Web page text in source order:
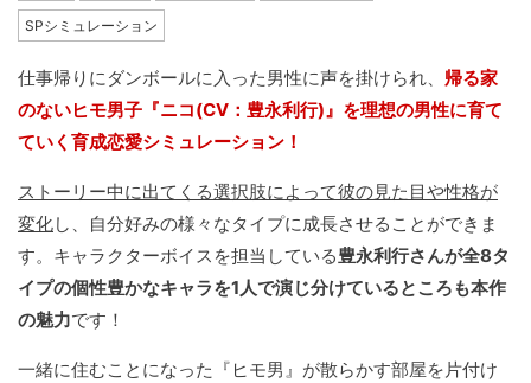
SPシミュレーション
仕事帰りにダンボールに入った男性に声を掛けられ、 帰る家
のないヒモ男子『ニコ(CV：豊永利行)』を理想の男性に育て
ていく育成恋愛シミュレーション！
ストーリー中に出てくる選択肢によって彼の見た目や性格が
変化し、自分好みの様々なタイプに成長させることができま
す。キャラクターボイスを担当している豊永利行さんが全8タ
イプの個性豊かなキャラを1人で演じ分けているところも本作
の魅力です！
一緒に住むことになった『ヒモ男』が散らかす部屋を片付け